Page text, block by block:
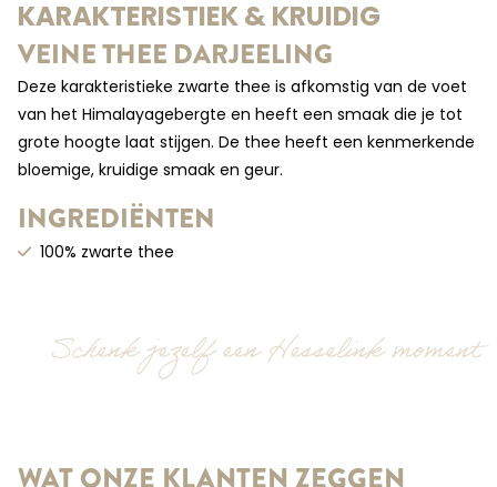
KARAKTERISTIEK & KRUIDIG
VEINE THEE DARJEELING
Deze karakteristieke zwarte thee is afkomstig van de voet
van het Himalayagebergte en heeft een smaak die je tot
grote hoogte laat stijgen. De thee heeft een kenmerkende
bloemige, kruidige smaak en geur.
INGREDIËNTEN
100% zwarte thee
Schenk jezelf een Hesselink moment